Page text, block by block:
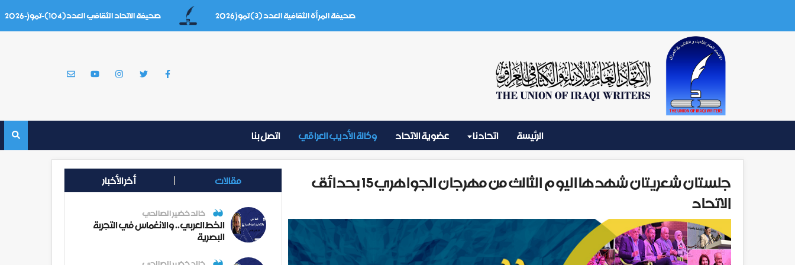
صحيفة المرأة الثقافية العدد (3) تموز 2026 صحيفة الاتحاد الثقافي العدد(104)-تموز-2026
الرئيسة اتحادنا عضوية الاتحاد وكالة الأديب العراقي اتصل بنا
جلستان شعريتان شهدها اليوم الثالث من مهرجان الجواهري15 بحدائق
الاتحاد
مقالات أخر الأخبار
خالد خضير الصالحي
الخط العربي.. والانغماس في التجربة
البصرية